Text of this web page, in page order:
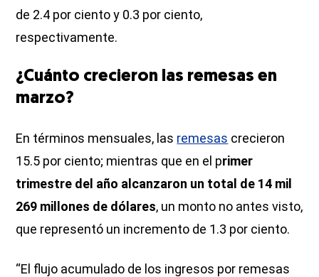
de 2.4 por ciento y 0.3 por ciento,
respectivamente.
¿Cuánto crecieron las remesas en
marzo?
En términos mensuales, las remesas crecieron
15.5 por ciento; mientras que en el primer
trimestre del año alcanzaron un total de 14 mil
269 millones de dólares, un monto no antes visto,
que representó un incremento de 1.3 por ciento.
“El flujo acumulado de los ingresos por remesas